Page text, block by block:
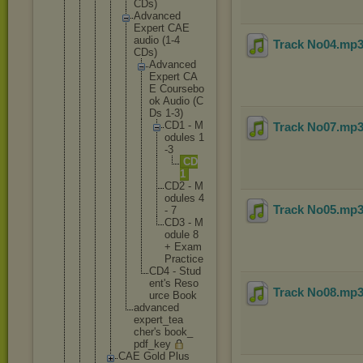
CDs)
Advanced
Expert CAE
audio (1-4
CDs)
Advanced
Expert CA
E Coursebo
ok Audio (C
Ds 1-3)
CD1 - M
od u es 1
-3
CD
1
CD2 - M
od u es 4
- 7
CD3 - M
od u e 8
+ Exam
Practice
CD4 - Stud
ent's Reso
urce Book
advanced
expert_tea
cher's book_
pdf_key
CAE Gold Plus
Track No04
Track No07
Track No05
Track No08